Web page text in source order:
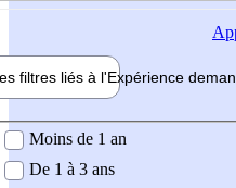
filtres liés à l'Expérience
demandée
Moins de 1 an
De 1 à 3 ans